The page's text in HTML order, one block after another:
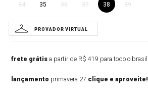
34 35 36 37 38 39
frete grátis a partir de R$ 419 para todo o brasil
lançamento primavera 27.clique e aproveite!